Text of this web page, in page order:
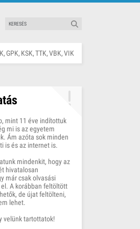
GPK KSK TTK VBK VIK
mint 11 éve indítottuk
mi is az egyetem
Ám azóta sok minden
is és az internet is.
mindenkit, hogy az
hivatalosan
már csak olvasási
A korábban feltöltött
de újat feltölteni,
lehet.
velünk tartottatok!